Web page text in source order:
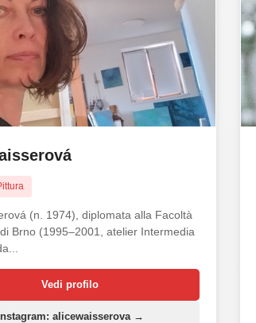
(n. 1974), diplomata alla Facoltà
Brno (1995–2001, atelier Intermedia
Vedi profilo
Instagram: alicewaisserova →